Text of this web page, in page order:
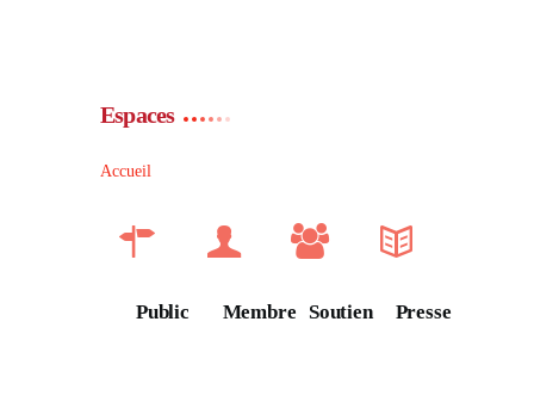
Espaces
Accueil
Public Membre Soutien Presse